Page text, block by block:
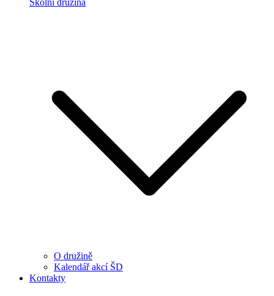
Školní družina
O družině
Kalendář akcí ŠD
Kontakty